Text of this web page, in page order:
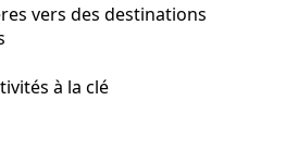
vers des destinations
à la clé